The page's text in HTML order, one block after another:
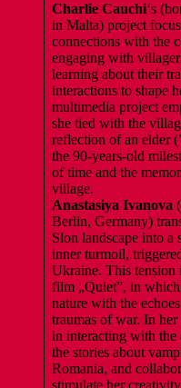
Charlie Cauchi‘s
in Malta) project
connections with the
engaging with
learning about their
interactions to shape
multimedia project
she tied with the
reflection of an elder
the 90-years-old
of time and the
village.
Anastasiya Ivanova
Berlin, Germany)
Slon landscape into
inner turmoil,
Ukraine. This tension
film „Quiet”, in which
nature with the
traumas of war. In
in interacting with the
the stories about
Romania, and